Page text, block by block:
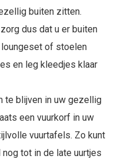
buiten zitten.
dus dat u er buiten
of stoelen
en leg kleedjes klaar
te blijven in uw gezellig
een vuurkorf in uw
vuurtafels. Zo kunt
tot in de late uurtjes